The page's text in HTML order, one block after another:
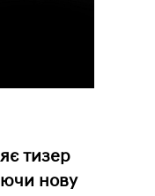
тизер
нову